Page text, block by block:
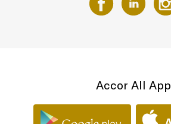
Accor All App